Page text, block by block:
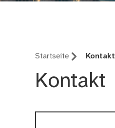
Startseite Kontakt
Kontakt